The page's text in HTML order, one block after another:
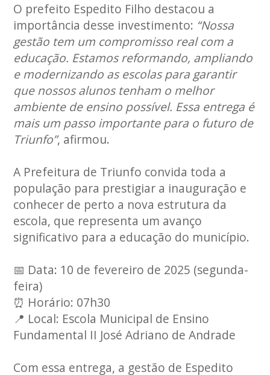
O prefeito Espedito Filho destacou a
importância desse investimento: “Nossa
gestão tem um compromisso real com a
educação. Estamos reformando, ampliando
e modernizando as escolas para garantir
que nossos alunos tenham o melhor
ambiente de ensino possível. Essa entrega é
mais um passo importante para o futuro de
Triunfo”, afirmou.
A Prefeitura de Triunfo convida toda a
população para prestigiar a inauguração e
conhecer de perto a nova estrutura da
escola, que representa um avanço
significativo para a educação do município.
📅 Data: 10 de fevereiro de 2025 (segunda-
feira)
⏰ Horário: 07h30
📍 Local: Escola Municipal de Ensino
Fundamental II José Adriano de Andrade
Com essa entrega, a gestão de Espedito